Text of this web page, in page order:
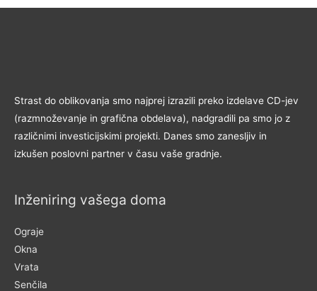
Strast do oblikovanja smo najprej izrazili preko izdelave CD-jev
(razmnoževanje in grafična obdelava), nadgradili pa smo jo z
različnimi investicijskimi projekti. Danes smo zanesljiv in
izkušen poslovni partner v času vaše gradnje.
Inženiring vašega doma
Ograje
Okna
Vrata
Senčila